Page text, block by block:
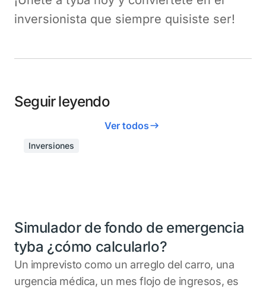
inversionista que siempre quisiste ser!
Seguir leyendo
Ver todos
Inversiones
Simulador de fondo de emergencia
tyba ¿cómo calcularlo?
Un imprevisto como un arreglo del carro, una
urgencia médica, un mes flojo de ingresos, es